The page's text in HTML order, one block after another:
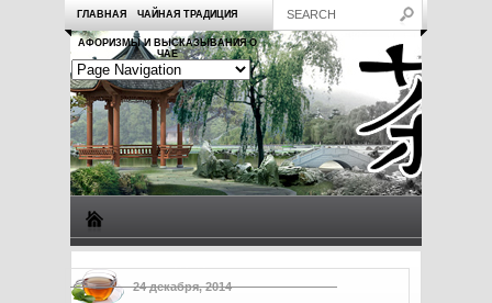
ГЛАВНАЯ ЧАЙНАЯ ТРАДИЦИЯ
АФОРИЗМЫ И ВЫСКАЗЫВАНИЯ О
ЧАЕ
24 декабря, 2014